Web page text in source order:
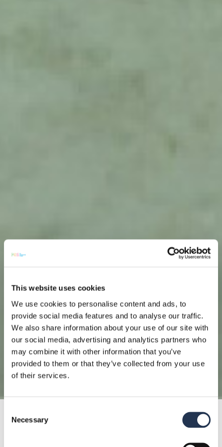
This website uses cookies
We use cookies to personalise content and ads, to
provide social media features and to analyse our traffic.
We also share information about your use of our site with
our social media, advertising and analytics partners who
may combine it with other information that you’ve
provided to them or that they’ve collected from your use
of their services.
Selection
Necessary
T